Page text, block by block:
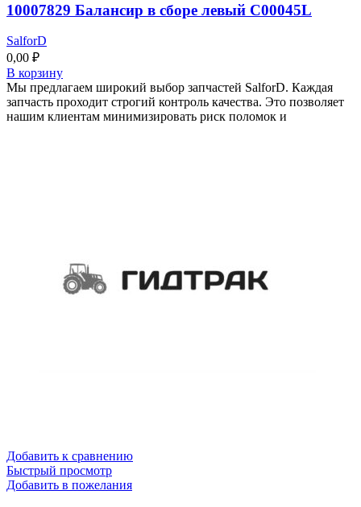
10007829 Балансир в сборе левый C00045L
SalforD
0,00 ₽
В корзину
Мы предлагаем широкий выбор запчастей SalforD. Каждая
запчасть проходит строгий контроль качества. Это позволяет
нашим клиентам минимизировать риск поломок и
Добавить к сравнению
Быстрый просмотр
Добавить в пожелания